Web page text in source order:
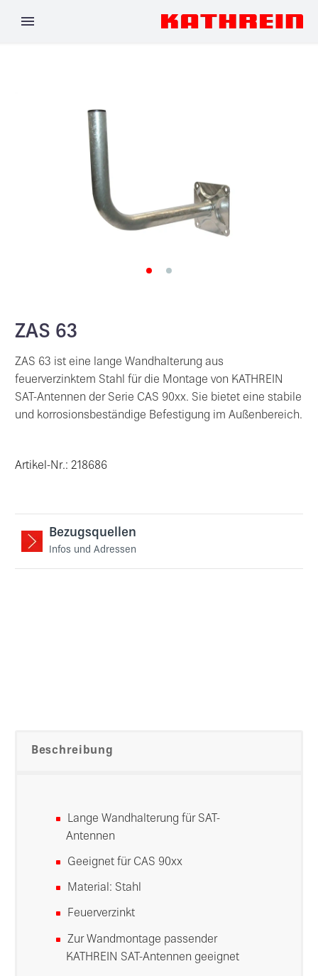
ZAS 63
ZAS 63 ist eine lange Wandhalterung aus
feuerverzinktem Stahl für die Montage von KATHREIN
SAT-Antennen der Serie CAS 90xx. Sie bietet eine stabile
und korrosionsbeständige Befestigung im Außenbereich.
Artikel-Nr.: 218686
Bezugsquellen
Infos und Adressen
Beschreibung
Lange Wandhalterung für SAT-
Antennen
Geeignet für CAS 90xx
Material: Stahl
Feuerverzinkt
Zur Wandmontage passender
KATHREIN SAT-Antennen geeignet